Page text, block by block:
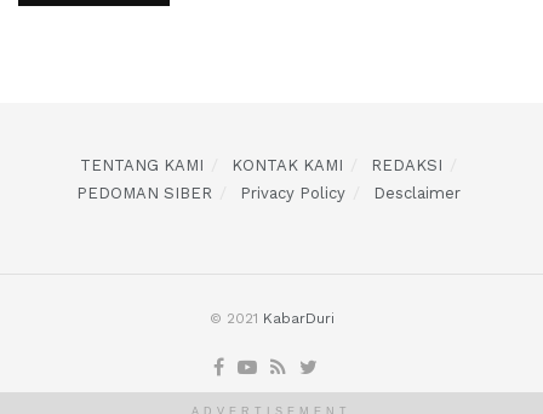
TENTANG KAMI KONTAK KAMI
REDAKSI
PEDOMAN SIBER
Privacy Policy Desclaimer
© 2021 KabarDuri
ADVERTISEMENT